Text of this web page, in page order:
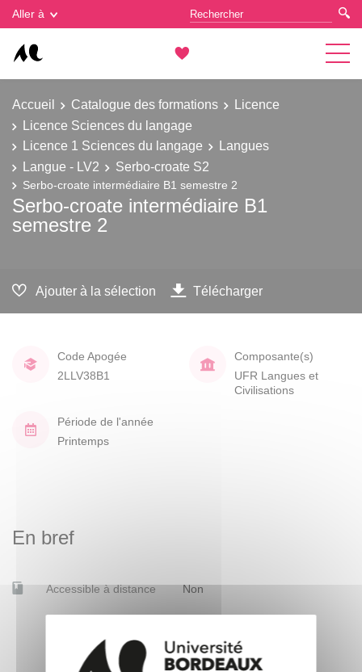
Aller à
Accueil Catalogue des formations
Licence
Licence Sciences du langage
Licence 1 Sciences du langage
Langues
Langue - LV2
Serbo-croate S2
Serbo-croate intermédiaire B1 semestre 2
Serbo-croate intermédiaire B1
semestre 2
Ajouter à la sélection Télécharger
Code Apogée
2LLV38B1
Composante(s)
UFR Langues et
Civilisations
Période de l'année
Printemps
En bref
Accessible à distance Non
Gestion des cookies